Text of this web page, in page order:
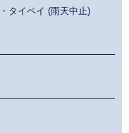
タイペイ (雨天中止)